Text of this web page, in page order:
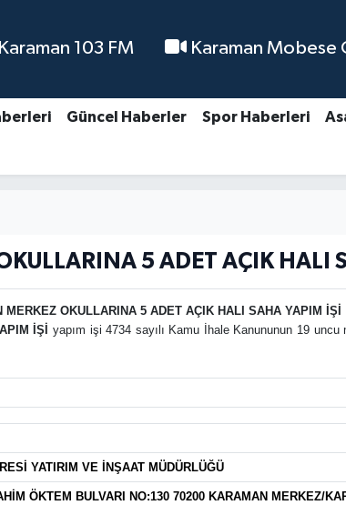
103 FM Karaman Mobese
Güncel Haberler Spor Haberleri
5 ADET AÇIK HALI
MERKEZ OKULLARINA 5 ADET AÇIK HALI SAHA YAPIM İŞİ
İŞİ
yapım işi 4734 sayılı Kamu İhale Kanununun 19
YATIRIM VE İNŞAAT MÜDÜRLÜĞÜ
ÖKTEM BULVARI NO:130 70200 KARAMAN MERKEZ/